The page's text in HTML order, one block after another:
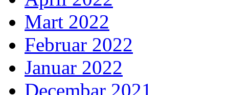
Mart 2022
Februar 2022
Januar 2022
Decembar 2021